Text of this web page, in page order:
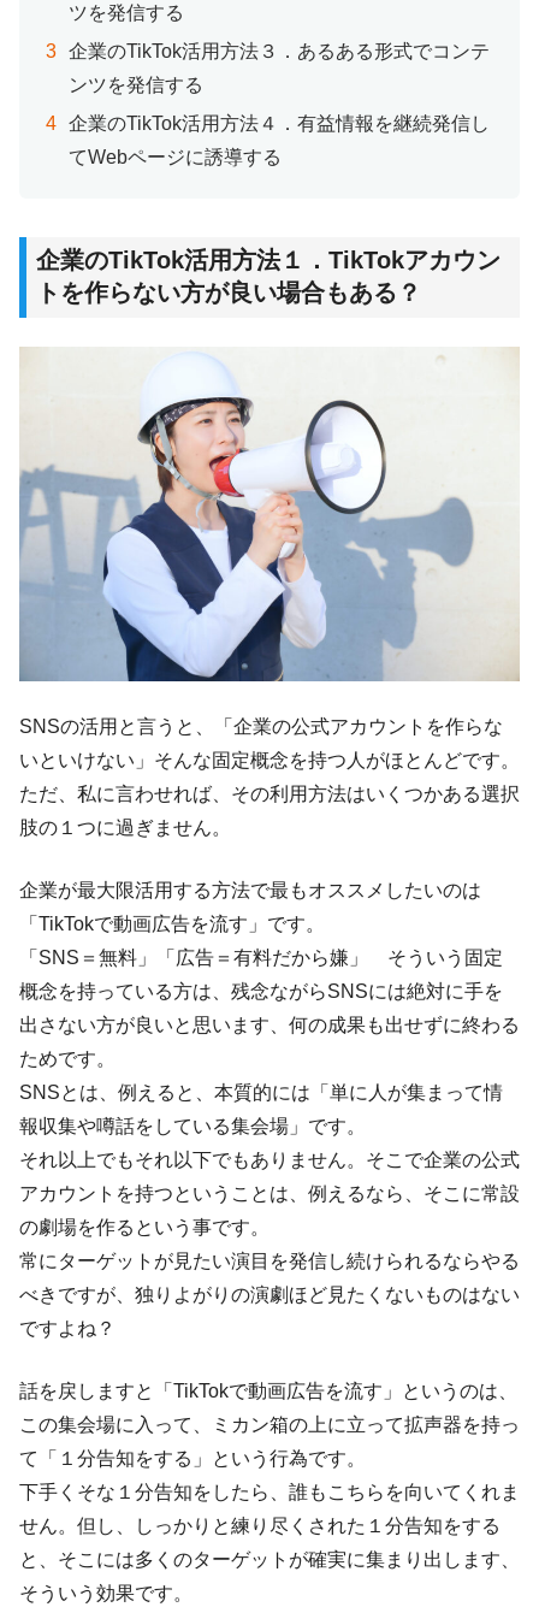
ツを発信する
企業のTikTok活用方法３．あるある形式でコンテ
ンツを発信する
企業のTikTok活用方法４．有益情報を継続発信し
てWebページに誘導する
企業のTikTok活用方法１．TikTokアカウン
トを作らない方が良い場合もある？
SNSの活用と言うと、「企業の公式アカウントを作らな
いといけない」そんな固定概念を持つ人がほとんどです。
ただ、私に言わせれば、その利用方法はいくつかある選択
肢の１つに過ぎません。
企業が最大限活用する方法で最もオススメしたいのは
「TikTokで動画広告を流す」です。
「SNS＝無料」「広告＝有料だから嫌」 そういう固定
概念を持っている方は、残念ながらSNSには絶対に手を
出さない方が良いと思います、何の成果も出せずに終わる
ためです。
SNSとは、例えると、本質的には「単に人が集まって情
報収集や噂話をしている集会場」です。
それ以上でもそれ以下でもありません。そこで企業の公式
アカウントを持つということは、例えるなら、そこに常設
の劇場を作るという事です。
常にターゲットが見たい演目を発信し続けられるならやる
べきですが、独りよがりの演劇ほど見たくないものはない
ですよね？
話を戻しますと「TikTokで動画広告を流す」というのは、
この集会場に入って、ミカン箱の上に立って拡声器を持っ
て「１分告知をする」という行為です。
下手くそな１分告知をしたら、誰もこちらを向いてくれま
せん。但し、しっかりと練り尽くされた１分告知をする
と、そこには多くのターゲットが確実に集まり出します、
そういう効果です。